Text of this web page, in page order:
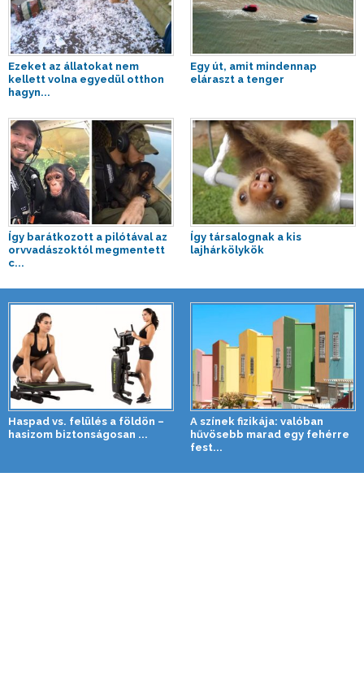
Ezeket az állatokat nem
kellett volna egyedül otthon
hagyn...
Egy út, amit mindennap
eláraszt a tenger
Így barátkozott a pilótával az
orvvadászoktól megmentett
c...
Így társalognak a kis
lajhárkölykök
Haspad vs. felülés a földön –
hasizom biztonságosan ...
A színek fizikája: valóban
hűvösebb marad egy fehérre
fest...